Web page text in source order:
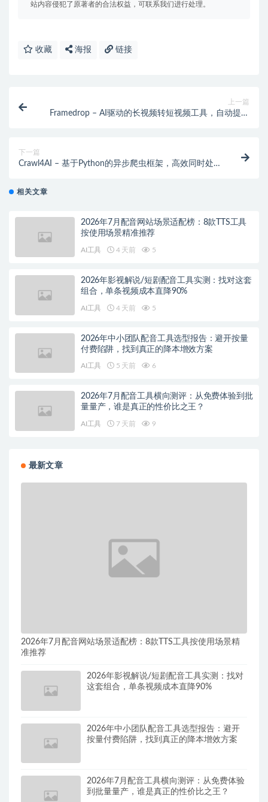
站内容侵犯了原著者的合法权益，可联系我们进行处理。
收藏 海报 链接
上一篇
Framedrop – AI驱动的长视频转短视频工具，自动提取
下一篇
Crawl4AI – 基于Python的异步爬虫框架，高效同时处理
相关文章
2026年7月配音网站场景适配榜：8款TTS工具
按使用场景精准推荐
AI工具 4 天前 5
2026年影视解说/短剧配音工具实测：找对这套
组合，单条视频成本直降90%
AI工具 4 天前 5
2026年中小团队配音工具选型报告：避开按量
付费陷阱，找到真正的降本增效方案
AI工具 5 天前 6
2026年7月配音工具横向测评：从免费体验到批
量量产，谁是真正的性价比之王？
AI工具 7 天前 9
最新文章
2026年7月配音网站场景适配榜：8款TTS工具按使用场景精
准推荐
2026年影视解说/短剧配音工具实测：找对
这套组合，单条视频成本直降90%
2026年中小团队配音工具选型报告：避开
按量付费陷阱，找到真正的降本增效方案
2026年7月配音工具横向测评：从免费体验
到批量量产，谁是真正的性价比之王？